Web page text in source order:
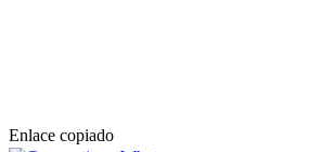
Enlace copiado